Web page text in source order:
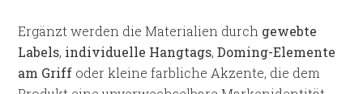
Ergänzt werden die Materialien durch gewebte
Labels, individuelle Hangtags,Doming-Elemente
am Griff oder kleine farbliche Akzente, die dem